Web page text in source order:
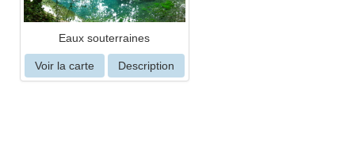
Eaux souterraines
Voir la carte Description